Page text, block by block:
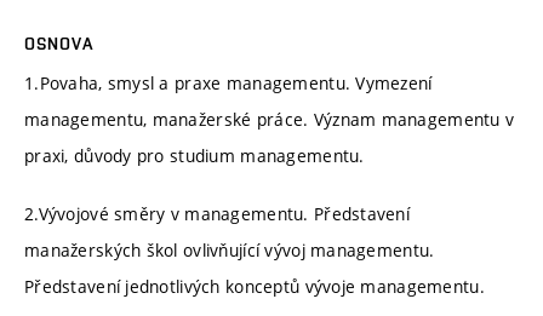
OSNOVA
1.Povaha, smysl a praxe managementu. Vymezení
managementu, manažerské práce. Význam managementu v
praxi, důvody pro studium managementu.
2.Vývojové směry v managementu. Představení
manažerských škol ovlivňující vývoj managementu.
Představení jednotlivých konceptů vývoje managementu.